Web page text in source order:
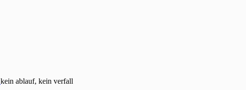
kein ablauf, kein verfall